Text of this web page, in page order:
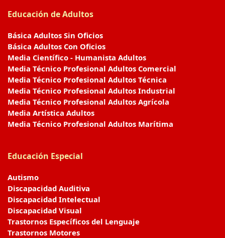
Educación de Adultos
Básica Adultos Sin Oficios
Básica Adultos Con Oficios
Media Científico - Humanista Adultos
Media Técnico Profesional Adultos Comercial
Media Técnico Profesional Adultos Técnica
Media Técnico Profesional Adultos Industrial
Media Técnico Profesional Adultos Agrícola
Media Artística Adultos
Media Técnico Profesional Adultos Marítima
Educación Especial
Autismo
Discapacidad Auditiva
Discapacidad Intelectual
Discapacidad Visual
Trastornos Específicos del Lenguaje
Trastornos Motores